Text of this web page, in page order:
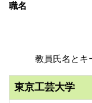
職名
教員氏名とキ
東京工芸大学